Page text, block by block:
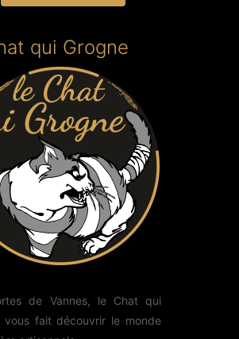
qui Grogne
de Vannes, le Chat qui
vous fait découvrir le monde